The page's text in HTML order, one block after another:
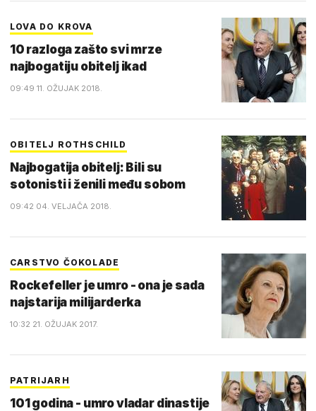
LOVA DO KROVA
10 razloga zašto svi mrze
najbogatiju obitelj ikad
09:49 11. OŽUJAK 2018.
OBITELJ ROTHSCHILD
Najbogatija obitelj: Bili su
sotonisti i ženili među sobom
09:42 04. VELJAČA 2018.
CARSTVO ČOKOLADE
Rockefeller je umro - ona je sada
najstarija milijarderka
10:32 21. OŽUJAK 2017.
PATRIJARH
101 godina - umro vladar dinastije